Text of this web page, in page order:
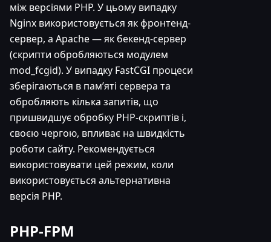
між версіями PHP. У цьому випадку
Nginx використовується як фронтенд-
сервер, а Apache — як бекенд-сервер
(скрипти обробляються модулем
mod_fcgid). У випадку FastCGI процеси
зберігаються в пам’яті сервера та
обробляють кілька запитів, що
пришвидшує обробку PHP-скриптів і,
своєю чергою, впливає на швидкість
роботи сайту. Рекомендується
використовувати цей режим, коли
використовується альтернативна
версія PHP.
PHP-FPM